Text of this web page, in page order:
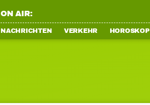
ON AIR:
NACHRICHTEN VERKEHR HOROSKOP